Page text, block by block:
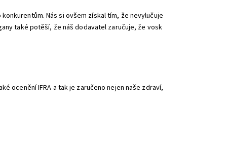
Nás si ovšem získal tím, že nevylučuje
také potěší, že náš dodavatel zaručuje, že vosk
ocenění IFRA a tak je zaručeno nejen naše zdraví,